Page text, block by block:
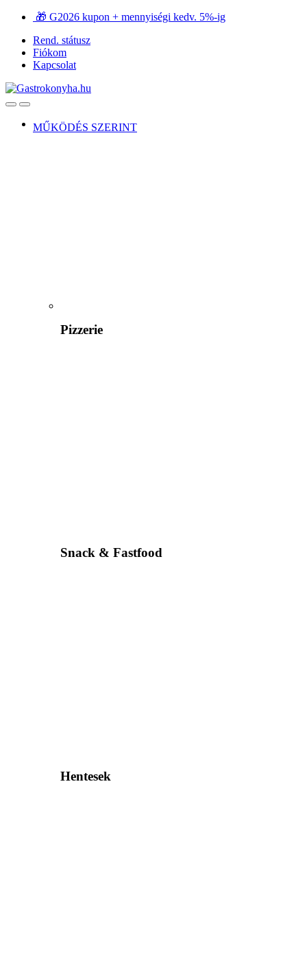
Ugrás
navigációhoz
Ugrás
tartalomra
🎁 G2026 kupon + mennyiségi kedv. 5%-ig
Rend. státusz
Fiókom
Kapcsolat
OpenClose
MŰKÖDÉS SZERINT
Pizzerie
Snack & Fastfood
Hentesek